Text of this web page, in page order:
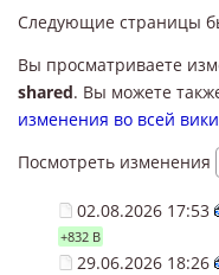
Следующие страницы
Вы просматриваете
shared. Вы можете
изменения во всей вики
Посмотреть изменения
02.08.2026 17:53
+832 B
29.06.2026 18:26